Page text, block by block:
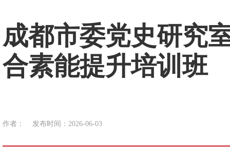
成都市委党史研究
合素能提升培训班
作者： 发布时间：2026-06-03